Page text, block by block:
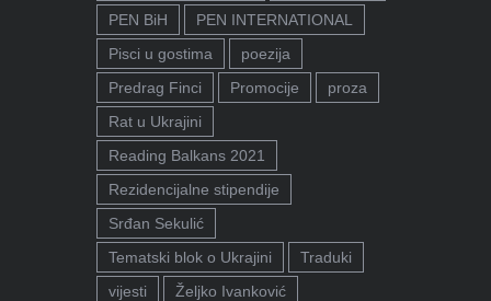
PEN BiH
PEN INTERNATIONAL
Pisci u gostima
poezija
Predrag Finci
Promocije
proza
Rat u Ukrajini
Reading Balkans 2021
Rezidencijalne stipendije
Srđan Sekulić
Tematski blok o Ukrajini
Traduki
vijesti
Željko Ivanković